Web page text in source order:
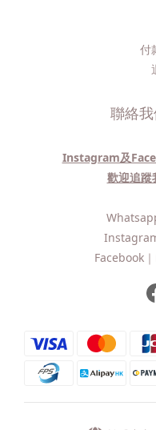
付
聯絡
Instagram及
歡迎追蹤
Facebook｜